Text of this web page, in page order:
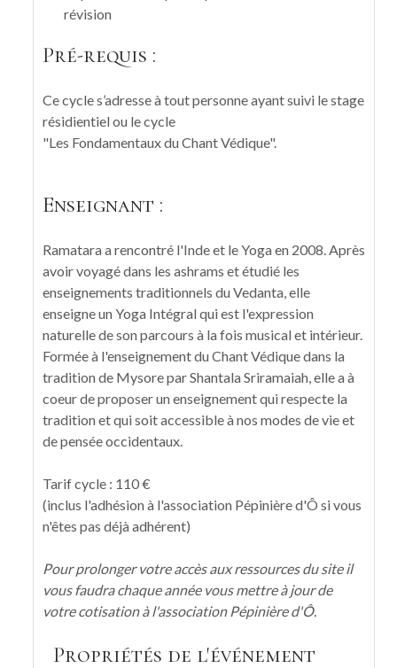
révision
Pré-requis :
Ce cycle s’adresse à tout personne ayant suivi le stage
résidientiel ou le cycle
"Les Fondamentaux du Chant Védique".
Enseignant :
Ramatara a rencontré l'Inde et le Yoga en 2008. Après
avoir voyagé dans les ashrams et étudié les
enseignements traditionnels du Vedanta, elle
enseigne un Yoga Intégral qui est l'expression
naturelle de son parcours à la fois musical et intérieur.
Formée à l'enseignement du Chant Védique dans la
tradition de Mysore par Shantala Sriramaiah, elle a à
coeur de proposer un enseignement qui respecte la
tradition et qui soit accessible à nos modes de vie et
de pensée occidentaux.
Tarif cycle : 110 €
(inclus l'adhésion à l'association Pépinière d'Ô si vous
n'êtes pas déjà adhérent)
Pour prolonger votre accès aux ressources du site il
vous faudra chaque année vous mettre à jour de
votre cotisation à l'association Pépinière d'Ô.
Propriétés de l'événement